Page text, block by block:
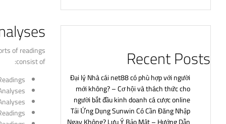
Recent Posts
Đại lý Nhà cái net88 có phù hợp với người
mới không? – Cơ hội và thách thức cho
người bắt đầu kinh doanh cá cược online
Tải Ứng Dụng Sunwin Có Cần Đăng Nhập
of readings
consist of: